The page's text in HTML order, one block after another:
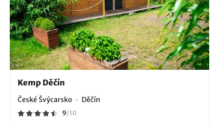
Kemp Děčín
České Švýcarsko Děčín
9/10